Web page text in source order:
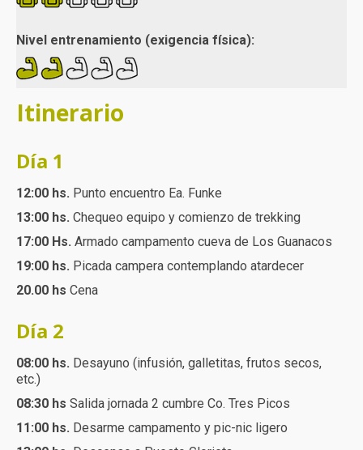
Nivel entrenamiento (exigencia física):
Itinerario
Día 1
12:00 hs. Punto encuentro Ea. Funke
13:00 hs. Chequeo equipo y comienzo de trekking
17:00 Hs. Armado campamento cueva de Los Guanacos
19:00 hs. Picada campera contemplando atardecer
20.00 hs Cena
Día 2
08:00 hs. Desayuno (infusión, galletitas, frutos secos,
etc.)
08:30 hs Salida jornada 2 cumbre Co. Tres Picos
11:00 hs. Desarme campamento y pic-nic ligero